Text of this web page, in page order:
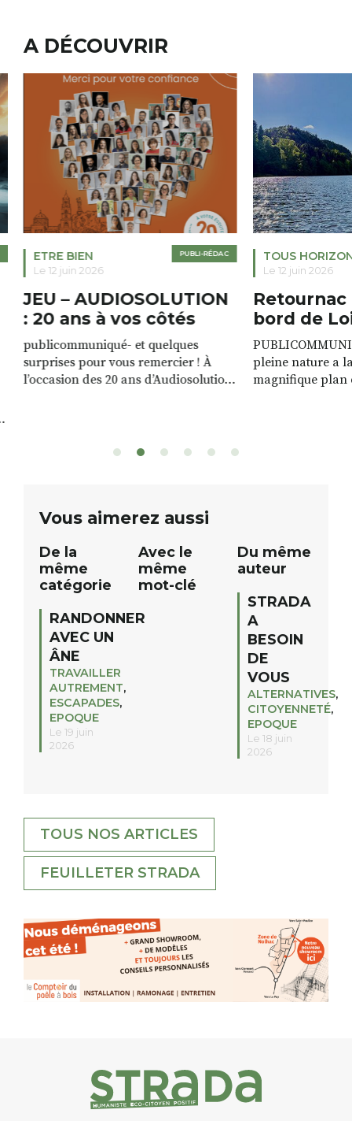
A DÉCOUVRIR
PUBLI-RÉDAC
ETRE BIEN
Le 12 juin 2026
JEU – AUDIOSOLUTION
: 20 ans à vos côtés
publicommuniqué- et quelques
surprises pour vous remercier ! À
l’occasion des 20 ans d’Audiosolution,
sont à gagner, sélectionnés auprès
12h à […]
TOUS
Le 12 juin 2026
Retournac
bord de
pleine nature a
magnifique plan
Vous aimerez aussi
De la
même
catégorie
RANDONNER
AVEC UN
ÂNE
TRAVAILLER
AUTREMENT,
ESCAPADES,
EPOQUE
Le 19 juin
2026
Avec le
même
mot-clé
Du même
auteur
STRADA
A
BESOIN
DE
VOUS
ALTERNATIVES,
CITOYENNETÉ,
EPOQUE
Le 18 juin
2026
TOUS NOS ARTICLES
FEUILLETER STRADA